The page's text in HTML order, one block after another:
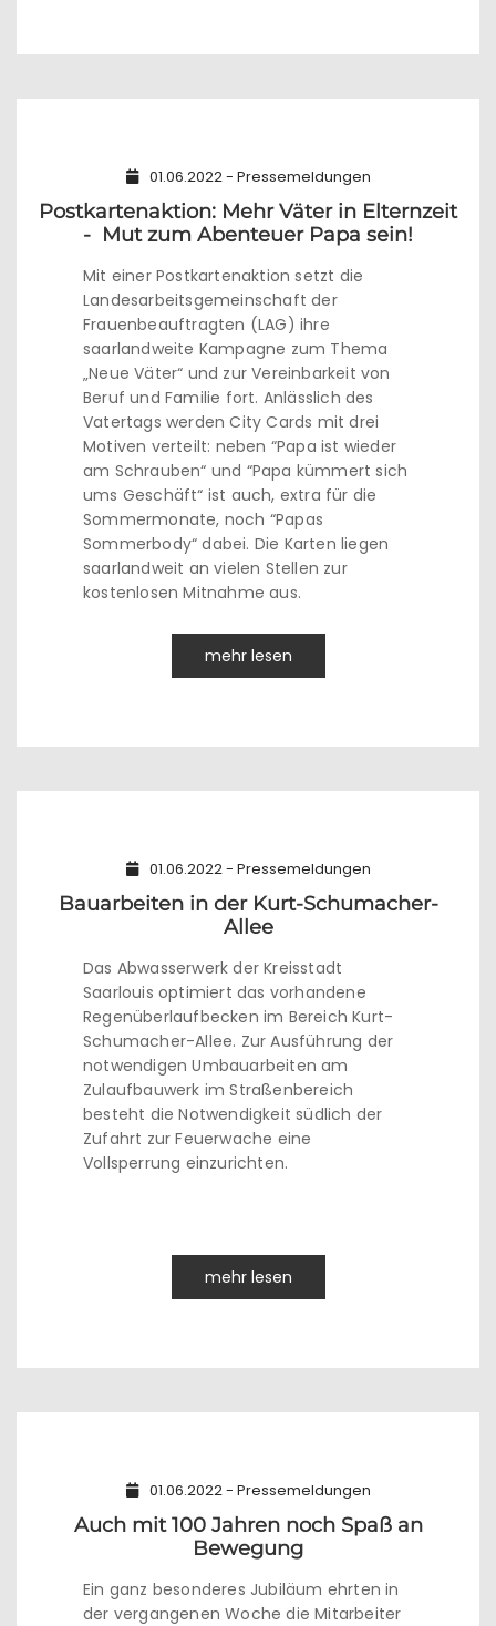
01.06.2022 - Pressemeldungen
Postkartenaktion: Mehr Väter in Elternzeit
- Mut zum Abenteuer Papa sein!
Mit einer Postkartenaktion setzt die
Landesarbeitsgemeinschaft der
Frauenbeauftragten (LAG) ihre
saarlandweite Kampagne zum Thema
„Neue Väter“ und zur Vereinbarkeit von
Beruf und Familie fort. Anlässlich des
Vatertags werden City Cards mit drei
Motiven verteilt: neben “Papa ist wieder
am Schrauben“ und “Papa kümmert sich
ums Geschäft“ ist auch, extra für die
Sommermonate, noch “Papas
Sommerbody“ dabei. Die Karten liegen
saarlandweit an vielen Stellen zur
kostenlosen Mitnahme aus.
mehr lesen
01.06.2022 - Pressemeldungen
Bauarbeiten in der Kurt-Schumacher-
Allee
Das Abwasserwerk der Kreisstadt
Saarlouis optimiert das vorhandene
Regenüberlaufbecken im Bereich Kurt-
Schumacher-Allee. Zur Ausführung der
notwendigen Umbauarbeiten am
Zulaufbauwerk im Straßenbereich
besteht die Notwendigkeit südlich der
Zufahrt zur Feuerwache eine
Vollsperrung einzurichten.
mehr lesen
01.06.2022 - Pressemeldungen
Auch mit 100 Jahren noch Spaß an
Bewegung
Ein ganz besonderes Jubiläum ehrten in
der vergangenen Woche die Mitarbeiter